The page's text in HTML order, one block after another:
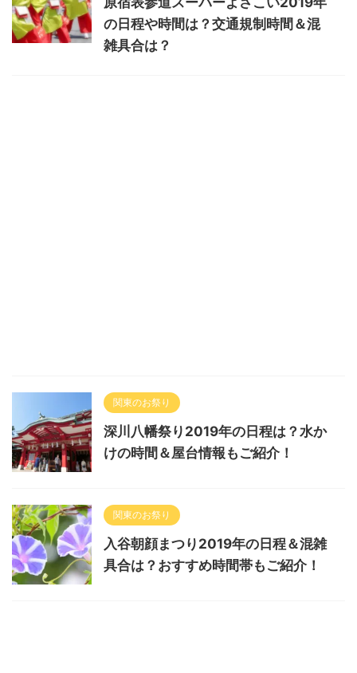
の日程や時間は？交通規制時間＆混
雑具合は？
関東のお祭り
深川八幡祭り2019年の日程は？水か
けの時間＆屋台情報もご紹介！
関東のお祭り
入谷朝顔まつり2019年の日程＆混雑
具合は？おすすめ時間帯もご紹介！